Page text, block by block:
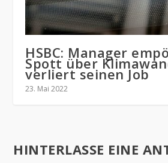
HSBC: Manager
Spott über
verliert seinen Job
23. Mai 2022
HINTERLASSE EINE